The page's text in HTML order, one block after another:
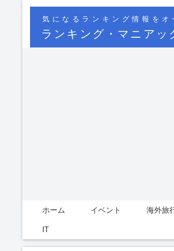
気になるランキング情報をオ
ランキング・マニアッ
ホーム イベント 海外旅
IT